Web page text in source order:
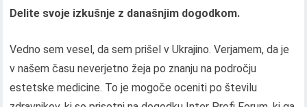
Delite svoje izkušnje z današnjim dogodkom.
Vedno sem vesel, da sem prišel v Ukrajino. Verjamem, da je
v našem času neverjetno žeja po znanju na področju
estetske medicine. To je mogoče oceniti po številu